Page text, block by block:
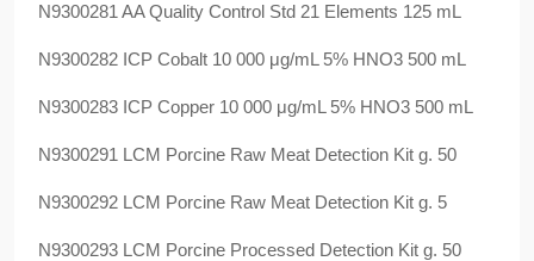
N9300281 AA Quality Control Std 21 Elements 125 mL
N9300282 ICP Cobalt 10 000 μg/mL 5% HNO3 500 mL
N9300283 ICP Copper 10 000 μg/mL 5% HNO3 500 mL
N9300291 LCM Porcine Raw Meat Detection Kit g. 50
N9300292 LCM Porcine Raw Meat Detection Kit g. 5
N9300293 LCM Porcine Processed Detection Kit g. 50